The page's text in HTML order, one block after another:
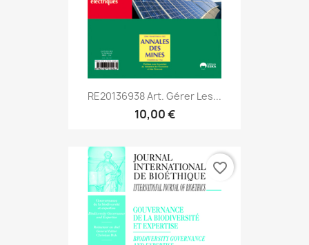
RE20136938 Art. Gérer Les...
10,00 €
favorite_border